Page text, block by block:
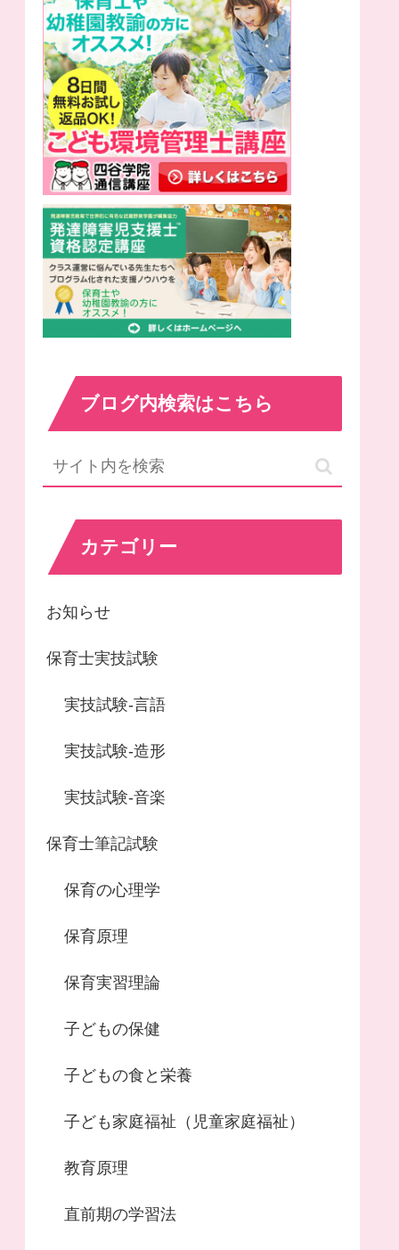
ブログ内検索はこちら
カテゴリー
お知らせ
保育士実技試験
実技試験-言語
実技試験-造形
実技試験-音楽
保育士筆記試験
保育の心理学
保育原理
保育実習理論
子どもの保健
子どもの食と栄養
子ども家庭福祉（児童家庭福祉）
教育原理
直前期の学習法